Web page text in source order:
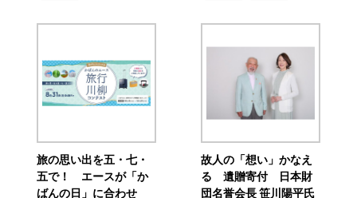
旅の思い出を五・七・
五で！ エースが「か
ばんの日」に合わせ
故人の「想い」かなえ
る 遺贈寄付 日本財
団名誉会長 笹川陽平氏